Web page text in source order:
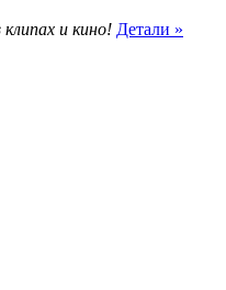
и кино! Детали »